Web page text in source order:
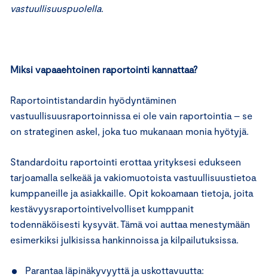
vastuullisuuspuolella.
Miksi vapaaehtoinen raportointi kannattaa?
Raportointistandardin hyödyntäminen
vastuullisuusraportoinnissa ei ole vain raportointia – se
on strateginen askel, joka tuo mukanaan monia hyötyjä.
Standardoitu raportointi erottaa yrityksesi edukseen
tarjoamalla selkeää ja vakiomuotoista vastuullisuustietoa
kumppaneille ja asiakkaille. Opit kokoamaan tietoja, joita
kestävyysraportointivelvolliset kumppanit
todennäköisesti kysyvät. Tämä voi auttaa menestymään
esimerkiksi julkisissa hankinnoissa ja kilpailutuksissa.
Parantaa läpinäkyvyyttä ja uskottavuutta: